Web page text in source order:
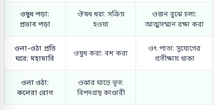
ওষুধ পড়া:
প্রভাব পড়া
ঔষধ ধরা: সক্রিয়
হওয়া
ওজন বুঝে চলা:
আত্মসম্মান রক্ষা করা
ওলা-ওঠা প্রতি
ঘরে: মহামারি
ওষুধ করা: বশ করা
ওৎ পাতা: সুযোগের
প্রতীক্ষায় থাকা
ওলা ওঠা:
কলেরা রোগ
ওঝার ঘাড়ে ভূত:
বিপদগ্রস্থ কাণ্ডারী